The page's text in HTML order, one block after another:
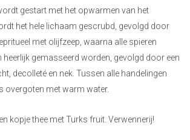
gestart met het opwarmen van het
het hele lichaam gescrubd, gevolgd door
met olijfzeep, waarna alle spieren
heerlijk gemasseerd worden, gevolgd door een
decolleté en nek. Tussen alle handelingen
overgoten met warm water.
kopje thee met Turks fruit. Verwennerij!